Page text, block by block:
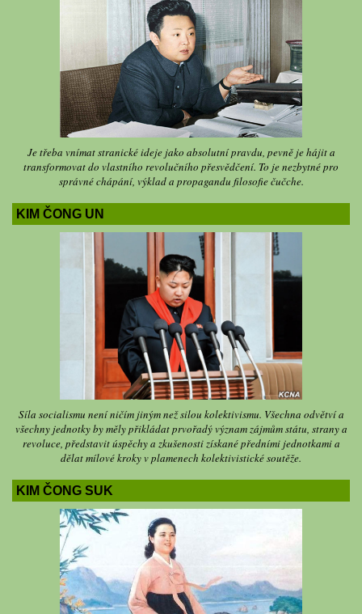
Je třeba vnímat stranické ideje jako absolutní pravdu, pevně je hájit a
transformovat do vlastního revolučního přesvědčení. To je nezbytné pro
správné chápání, výklad a propagandu filosofie čučche.
KIM ČONG UN
Síla socialismu není ničím jiným než silou kolektivismu. Všechna odvětví a
všechny jednotky by měly přikládat prvořadý význam zájmům státu, strany a
revoluce, představit úspěchy a zkušenosti získané předními jednotkami a
dělat mílové kroky v plamenech kolektivistické soutěže.
KIM ČONG SUK